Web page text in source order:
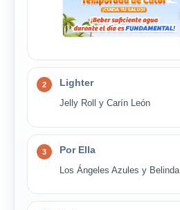
2 Lighter
Jelly Roll y Carín León
3 Por Ella
Los Ángeles Azules y Belinda